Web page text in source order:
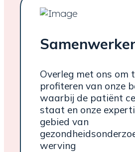
Overleg met ons om
profiteren van onze
waarbij de patiënt
staat en onze
gebied van
werving